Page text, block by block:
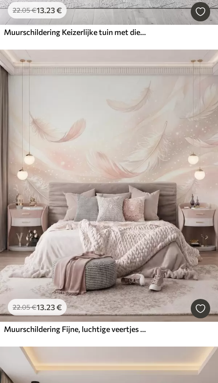
22.05€13 .23€
22.05€13 .23€